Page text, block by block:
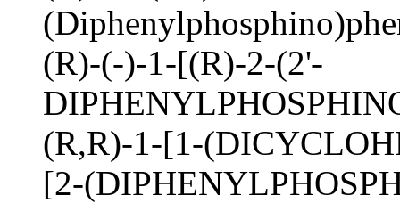
(R)-(-)-1-[(R)-2-(2'-
(R,R)-1-[1-
[2-